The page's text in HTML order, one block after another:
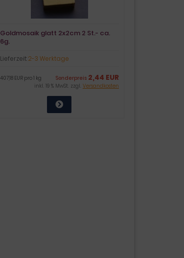
Goldmosaik glatt 2x2cm 2 St.- ca.
6g.
Lieferzeit:2-3 Werktage
Sonderpreis 2,44 EUR
407,18 EUR pro 1 kg
inkl. 19 % MwSt. zzgl. Versandkosten